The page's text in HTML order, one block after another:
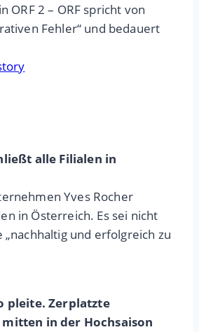
ORF 2 – ORF spricht von
Fehler“ und bedauert
alle Filialen in
Yves Rocher
in Österreich. Es sei nicht
„nachhaltig und erfolgreich zu
pleite. Zerplatzte
in der Hochsaison